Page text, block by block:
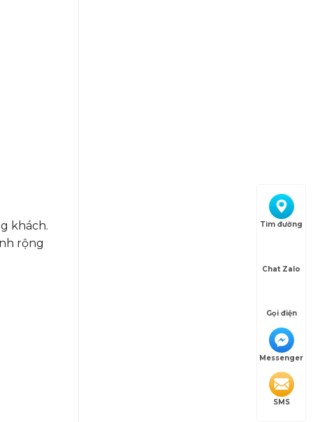
khách.
rộng
Tìm đường
Chat Zalo
Gọi điện
Messenger
SMS